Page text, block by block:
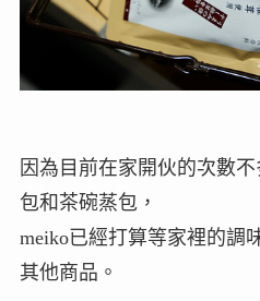
因為目前在家開伙的次數
包和茶碗蒸包，
meiko已經打算等家裡的調
其他商品。